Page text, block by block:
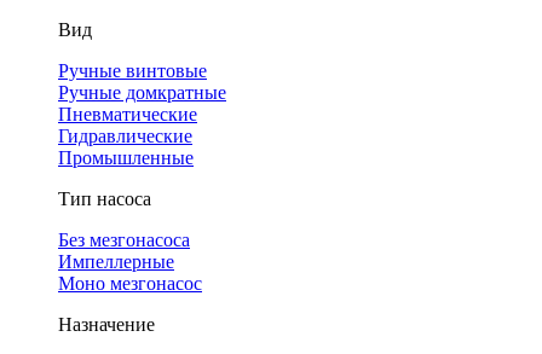
Вид
Ручные винтовые
Ручные домкратные
Пневматические
Гидравлические
Промышленные
Тип насоса
Без мезгонасоса
Импеллерные
Моно мезгонасос
Назначение